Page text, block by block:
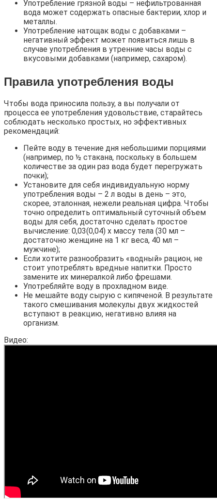
Употребление грязной воды – нефильтрованная
вода может содержать опасные бактерии, хлор и
металлы.
Употребление натощак воды с добавками –
негативный эффект может появиться лишь в
случае употребления в утренние часы воды с
вкусовыми добавками (например, сахаром).
Правила употребления воды
Чтобы вода приносила пользу, а вы получали от
процесса ее употребления удовольствие, старайтесь
соблюдать несколько простых, но эффективных
рекомендаций:
Пейте воду в течение дня небольшими порциями
(например, по ½ стакана, поскольку в большем
количестве за один раз вода будет перегружать
почки);
Установите для себя индивидуальную норму
употребления воды – 2 л воды в день – это,
скорее, эталонная, нежели реальная цифра. Чтобы
точно определить оптимальный суточный объем
воды для себя, достаточно сделать простое
вычисление: 0,03(0,04) х массу тела (30 мл –
достаточно женщине на 1 кг веса, 40 мл –
мужчине);
Если хотите разнообразить «водный» рацион, не
стоит употреблять вредные напитки. Просто
замените их минералкой либо фрешами.
Употребляйте воду в прохладном виде.
Не мешайте воду сырую с кипяченой. В результате
такого смешивания молекулы двух жидкостей
вступают в реакцию, негативно влияя на
организм.
Видео: